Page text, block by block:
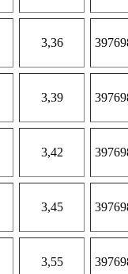
3,36
3,39
3,42
3,45
3,55